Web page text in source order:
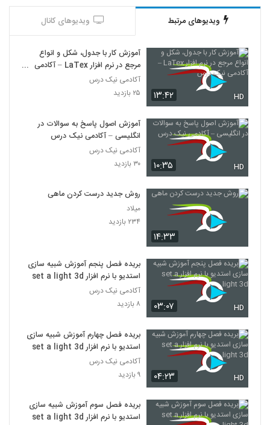
ویدیوهای مرتبط ویدیوهای کانال
۱۳:۴۲ HD
آموزش کار با جدول، شکل و انواع
مرجع در نرم افزار LaTex – آکادمی
نیک درس
آکادمی نیک درس
۲۵ بازدید
۱۰:۳۵ HD
آموزش اصول پاسخ به سوالات در
انگلیسی – آکادمی نیک درس
آکادمی نیک درس
۳۰ بازدید
۱۴:۳۳
روش جدید درست کردن ماهی
میلاد
۲۳۴ بازدید
۰۳:۰۷ HD
بریده فصل پنجم آموزش شبیه سازی
استدیو با نرم افزار set a light 3d
آکادمی نیک درس
۸ بازدید
۰۴:۲۳ HD
بریده فصل چهارم آموزش شبیه سازی
استدیو با نرم افزار set a light 3d
آکادمی نیک درس
۹ بازدید
بریده فصل سوم آموزش شبیه سازی
استدیو با نرم افزار set a light 3d